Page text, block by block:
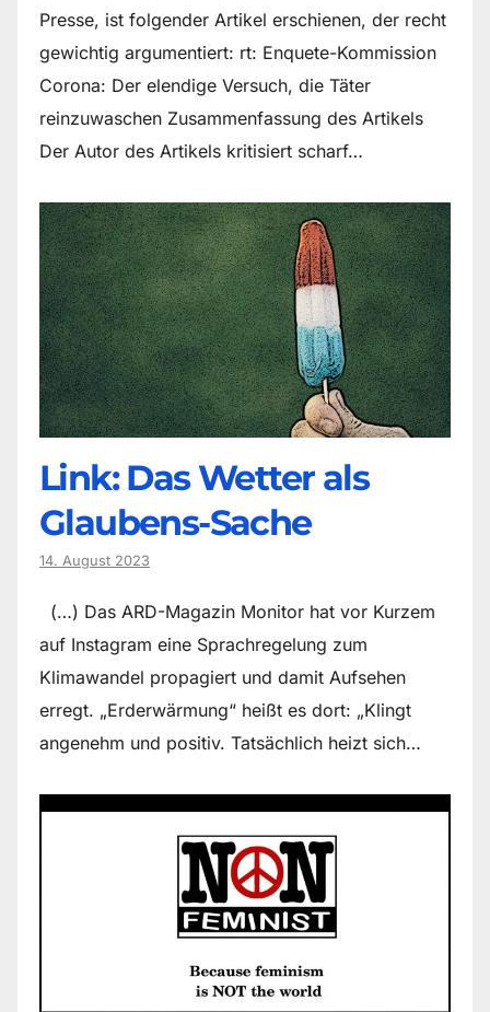
Presse, ist folgender Artikel erschienen, der recht
gewichtig argumentiert: rt: Enquete-Kommission
Corona: Der elendige Versuch, die Täter
reinzuwaschen Zusammenfassung des Artikels
Der Autor des Artikels kritisiert scharf…
Link: Das Wetter als
Glaubens-Sache
14. August 2023
(…) Das ARD-Magazin Monitor hat vor Kurzem
auf Instagram eine Sprachregelung zum
Klimawandel propagiert und damit Aufsehen
erregt. „Erderwärmung“ heißt es dort: „Klingt
angenehm und positiv. Tatsächlich heizt sich…